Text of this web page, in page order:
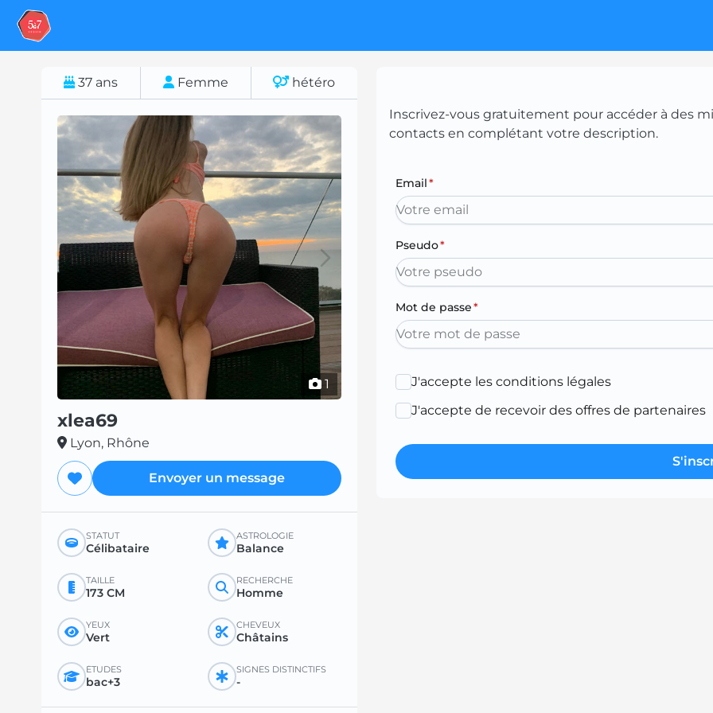
37 ans Femme hétéro
1
xlea69
Lyon, Rhône
Envoyer un message
STATUT
Célibataire
ASTROLOGIE
Balance
TAILLE
173 CM
RECHERCHE
Homme
YEUX
Vert
CHEVEUX
Châtains
ÉTUDES
bac+3
SIGNES DISTINCTIFS
-
Inscrivez-vous gratuitement pour accéder à des
contacts en complétant votre description.
Email*
Pseudo*
Mot de passe*
J'accepte les conditions légales
J'accepte de recevoir des offres de partenaires